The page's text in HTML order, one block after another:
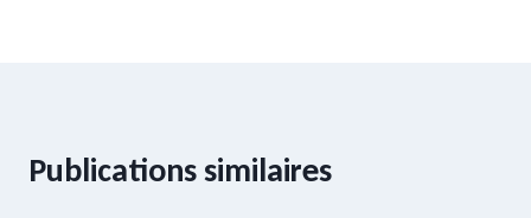
Publications similaires